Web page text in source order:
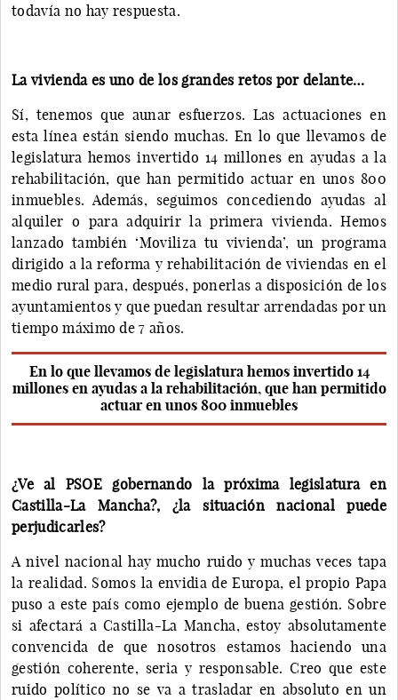
todavía no hay respuesta.
La vivienda es uno de los grandes retos por delante…
Sí, tenemos que aunar esfuerzos. Las actuaciones en
esta línea están siendo muchas. En lo que llevamos de
legislatura hemos invertido 14 millones en ayudas a la
rehabilitación, que han permitido actuar en unos 800
inmuebles. Además, seguimos concediendo ayudas al
alquiler o para adquirir la primera vivienda. Hemos
lanzado también ‘Moviliza tu vivienda’, un programa
dirigido a la reforma y rehabilitación de viviendas en el
medio rural para, después, ponerlas a disposición de los
ayuntamientos y que puedan resultar arrendadas por un
tiempo máximo de 7 años.
En lo que llevamos de legislatura hemos invertido 14
millones en ayudas a la rehabilitación, que han permitido
actuar en unos 800 inmuebles
¿Ve al PSOE gobernando la próxima legislatura en
Castilla-La Mancha?, ¿la situación nacional puede
perjudicarles?
A nivel nacional hay mucho ruido y muchas veces tapa
la realidad. Somos la envidia de Europa, el propio Papa
puso a este país como ejemplo de buena gestión. Sobre
si afectará a Castilla-La Mancha, estoy absolutamente
convencida de que nosotros estamos haciendo una
gestión coherente, seria y responsable. Creo que este
ruido político no se va a trasladar en absoluto en un